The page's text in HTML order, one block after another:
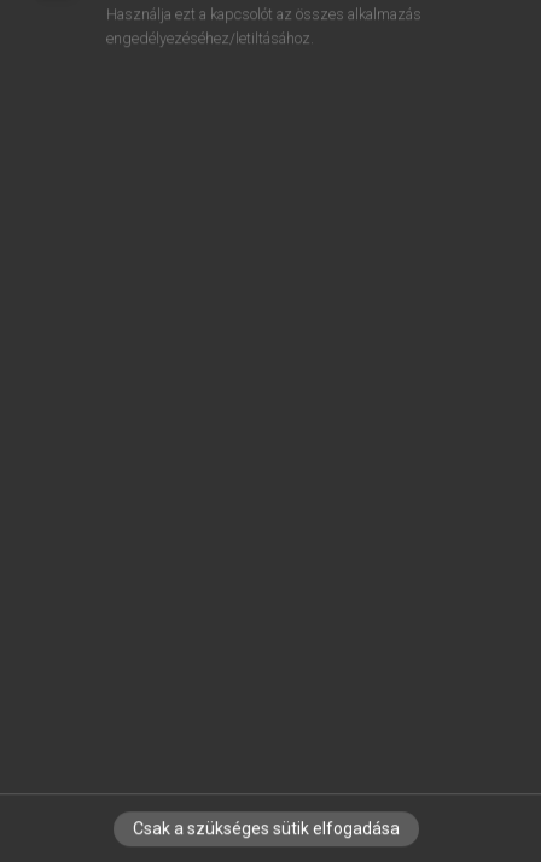
establishment of women in business
IRATKOZZ FEL HÍRLEVELÜNKRE!
Használja ezt a kapcsolót az összes alkalmazás
engedélyezéséhez/letiltásához.
Csak a szükséges sütik elfogadása